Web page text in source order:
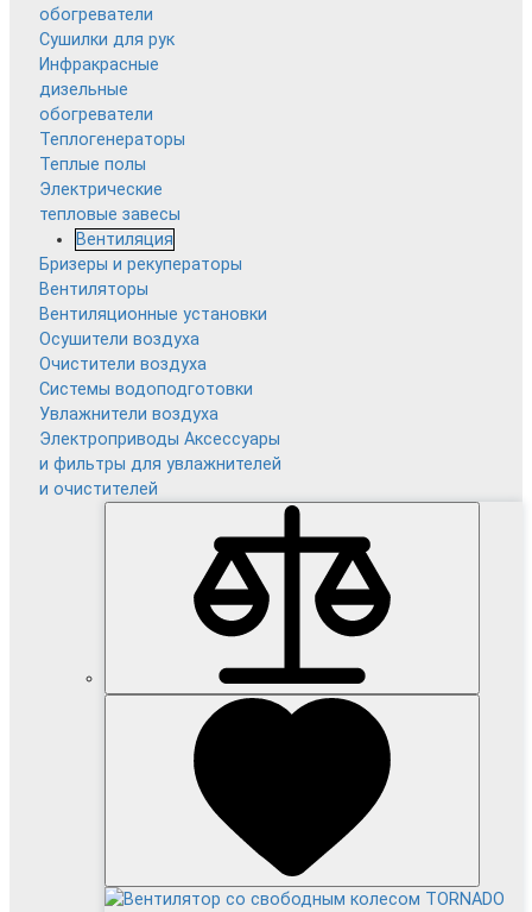
обогреватели
Сушилки для рук
Инфракрасные
дизельные
обогреватели
Теплогенераторы
Теплые полы
Электрические
тепловые завесы
Вентиляция
Бризеры и рекуператоры
Вентиляторы
Вентиляционные установки
Осушители воздуха
Очистители воздуха
Системы водоподготовки
Увлажнители воздуха
Электроприводы Аксессуары
и фильтры для увлажнителей
и очистителей